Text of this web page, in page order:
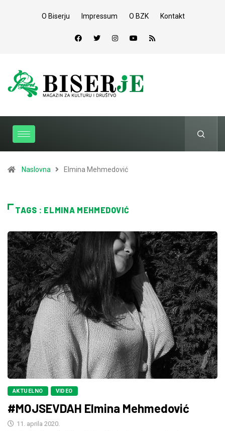
O Biserju Impressum O BZK Kontakt
Naslovna Elmina Mehmedović
TAGS : ELMINA MEHMEDOVIĆ
AKTUELNO VIDEO
#MOJSEVDAH Elmina Mehmedović
11. aprila 2020.